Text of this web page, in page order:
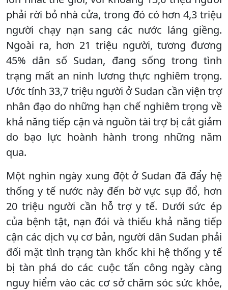
phải rời bỏ nhà cửa, trong đó có hơn 4,3 triệu
người chạy nạn sang các nước láng giềng.
Ngoài ra, hơn 21 triệu người, tương đương
45% dân số Sudan, đang sống trong tình
trạng mất an ninh lương thực nghiêm trọng.
Ước tính 33,7 triệu người ở Sudan cần viện trợ
nhân đạo do những hạn chế nghiêm trọng về
khả năng tiếp cận và nguồn tài trợ bị cắt giảm
do bạo lực hoành hành trong những năm
qua.
Một nghìn ngày xung đột ở Sudan đã đẩy hệ
thống y tế nước này đến bờ vực sụp đổ, hơn
20 triệu người cần hỗ trợ y tế. Dưới sức ép
của bệnh tật, nạn đói và thiếu khả năng tiếp
cận các dịch vụ cơ bản, người dân Sudan phải
đối mặt tình trạng tàn khốc khi hệ thống y tế
bị tàn phá do các cuộc tấn công ngày càng
nguy hiểm vào các cơ sở chăm sóc sức khỏe,